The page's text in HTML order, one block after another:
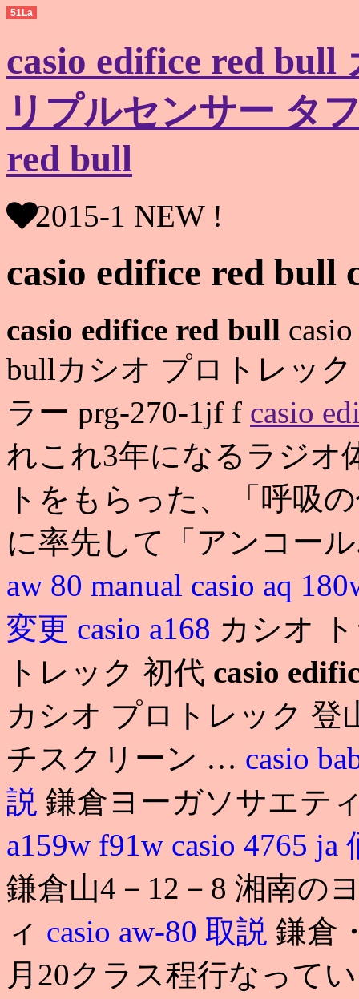
51La
casio edifice red
リプルセンサー タ
red bull
2015-1 NEW !
casio edifice red bull
casio edifice red bull
bullカシオ プロトレッ
ラー prg-270-1jf f casio
れこれ3年になるラジオ
トをもらった、「呼吸
に率先して「アンコー
aw 80 manual casio aq
変更 casio a168 カシオ
トレック 初代 casio
カシオ プロトレック 登
チスクリーン … casio
説 鎌倉ヨーガソサエテ
a159w f91w casio 4765 ja
鎌倉山4－12－8 湘南の
ィ casio aw-80 取説 鎌倉
月20クラス程行なって